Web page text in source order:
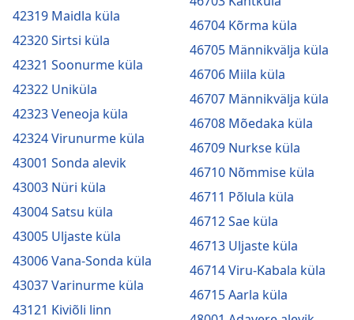
42319 Maidla küla
42320 Sirtsi küla
42321 Soonurme küla
42322 Uniküla
42323 Veneoja küla
42324 Virunurme küla
43001 Sonda alevik
43003 Nüri küla
43004 Satsu küla
43005 Uljaste küla
43006 Vana-Sonda küla
43037 Varinurme küla
43121 Kiviõli linn
46704 Kõrma küla
46705 Männikvälja küla
46706 Miila küla
46707 Männikvälja küla
46708 Mõedaka küla
46709 Nurkse küla
46710 Nõmmise küla
46711 Põlula küla
46712 Sae küla
46713 Uljaste küla
46714 Viru-Kabala küla
46715 Aarla küla